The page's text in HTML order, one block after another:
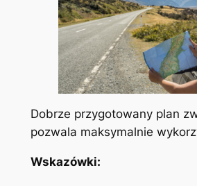
Dobrze przygotowany plan
pozwala maksymalnie
Wskazówki: